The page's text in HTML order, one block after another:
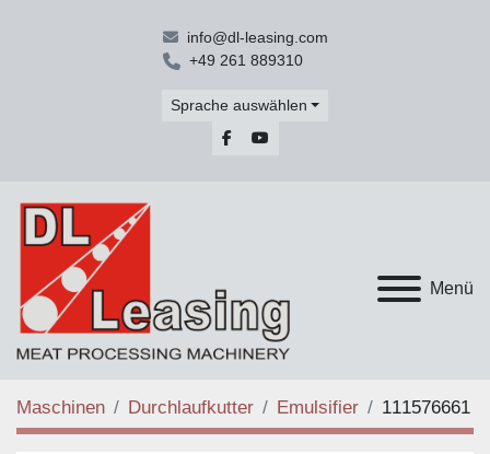
info@dl-leasing.com
+49 261 889310
Sprache auswählen
facebookyoutube
Menü
Maschinen Durchlaufkutter Emulsifier 111576661